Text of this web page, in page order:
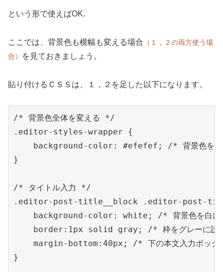
という形で使えばOK.
ここでは、背景色も横幅も変える場合 （１，２の両方使う場
合）
を見ておきましょう。
貼り付けるＣＳＳは、１，２を足した以下になります。
/* 背景色全体を変える */
.editor-styles-wrapper {
background-color: #efefef; /* 背景色を薄
}
/* タイトル入力 */
.editor-post-title__block .editor-post-
background-color: white; /* 背景色を白に
border:1px solid gray; /* 枠をグレーに設
margin-bottom:40px; /* 下の本文入力ボック
}